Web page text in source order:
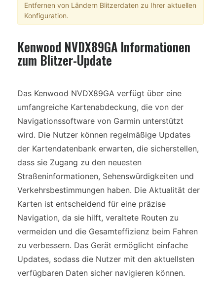
Entfernen von Ländern Blitzerdaten zu Ihrer aktuellen
Konfiguration.
Kenwood NVDX89GA Informationen
zum Blitzer-Update
Das Kenwood NVDX89GA verfügt über eine
umfangreiche Kartenabdeckung, die von der
Navigationssoftware von Garmin unterstützt
wird. Die Nutzer können regelmäßige Updates
der Kartendatenbank erwarten, die sicherstellen,
dass sie Zugang zu den neuesten
Straßeninformationen, Sehenswürdigkeiten und
Verkehrsbestimmungen haben. Die Aktualität der
Karten ist entscheidend für eine präzise
Navigation, da sie hilft, veraltete Routen zu
vermeiden und die Gesamteffizienz beim Fahren
zu verbessern. Das Gerät ermöglicht einfache
Updates, sodass die Nutzer mit den aktuellsten
verfügbaren Daten sicher navigieren können.